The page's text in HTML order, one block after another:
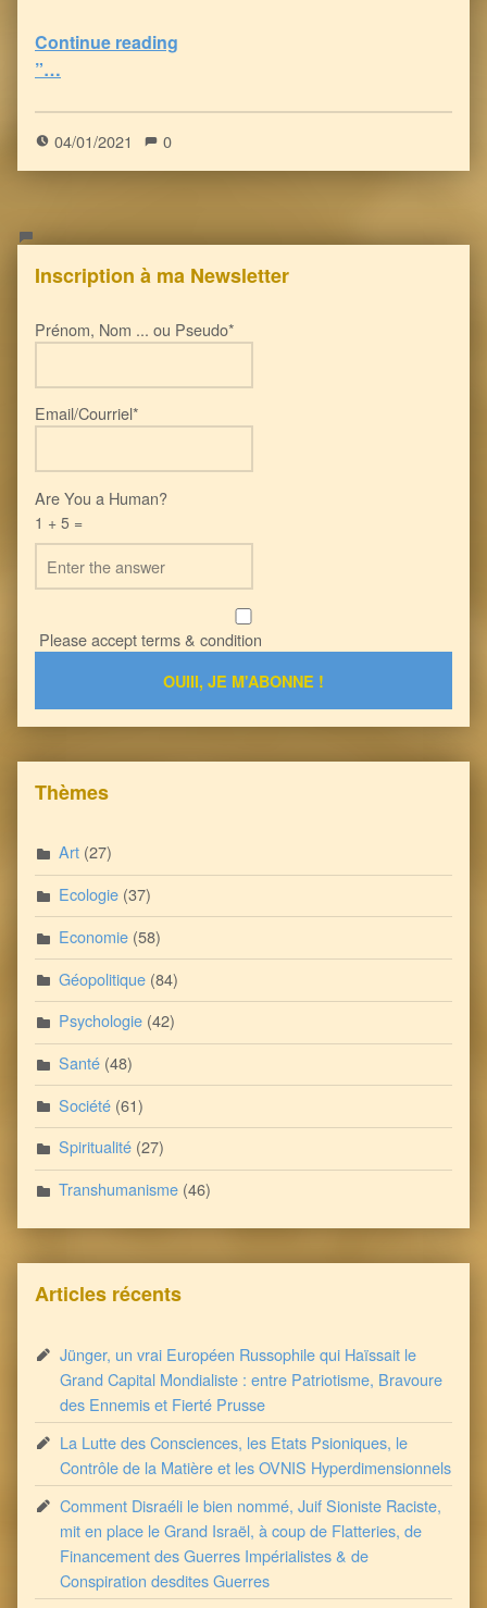
Continue reading
”…
04/01/2021 0
Inscription à ma Newsletter
Prénom, Nom ... ou Pseudo*
Email/Courriel*
Are You a Human?
1 + 5 =
Please accept terms & condition
Thèmes
Art (27)
Ecologie (37)
Economie (58)
Géopolitique (84)
Psychologie (42)
Santé (48)
Société (61)
Spiritualité (27)
Transhumanisme (46)
Articles récents
Jünger, un vrai Européen Russophile qui Haïssait le
Grand Capital Mondialiste : entre Patriotisme, Bravoure
des Ennemis et Fierté Prusse
La Lutte des Consciences, les Etats Psioniques, le
Contrôle de la Matière et les OVNIS Hyperdimensionnels
Comment Disraéli le bien nommé, Juif Sioniste Raciste,
mit en place le Grand Israël, à coup de Flatteries, de
Financement des Guerres Impérialistes & de
Conspiration desdites Guerres